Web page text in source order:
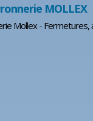
MOLLEX
Mollex -